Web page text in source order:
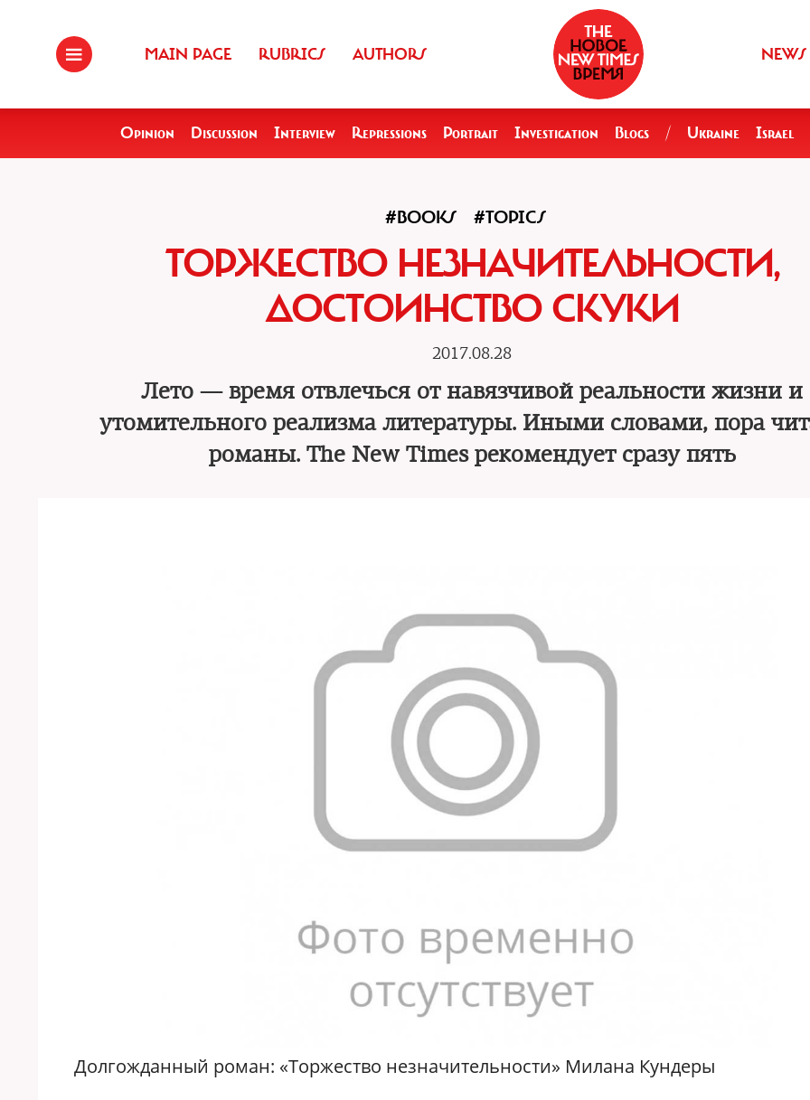
MAIN PAGE RUBRICS AUTHORS NEWS
Opinion Discussion Interview Repressions Portrait Investigation Blogs / Ukraine Israel
#BOOKS #TOPICS
ТОРЖЕСТВО НЕЗНАЧИТЕЛЬНОСТИ,
ДОСТОИНСТВО СКУКИ
2017.08.28
Лето — время отвлечься от навязчивой реальности жизни и
утомительного реализма литературы. Иными словами, пора
романы. The New Times рекомендует сразу пять
Долгожданный роман: «Торжество незначительности» Милана Кундеры